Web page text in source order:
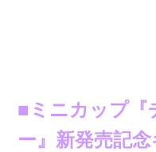
■ミニカップ『
ー』新発売記